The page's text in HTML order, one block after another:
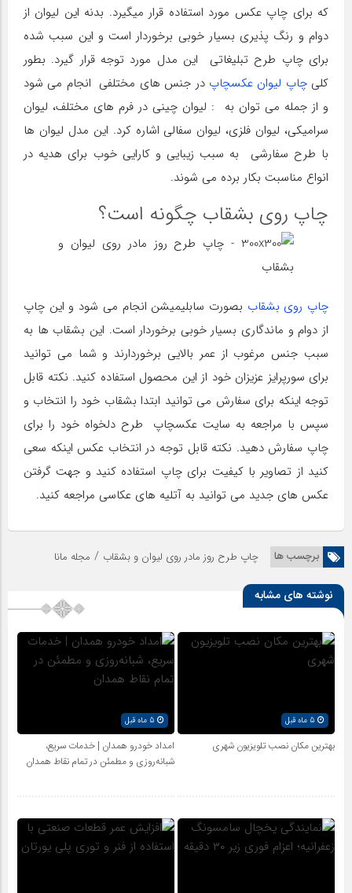
که برای چاپ عکس مورد استفاده قرار میگیرد. بدنه این لیوان از
دوام و رنگ پذیری بسیار خوبی برخوردار است و این سبب شده
برای چاپ طرح تبلیغاتی این مدل مورد توجه قرار گیرد. بطور
کلیچاپ لیوان عکسچاپ در جنس های مختلفی انجام می شود
و از جمله می توان به : لیوان چینی در فرم های مختلف، لیوان
سرامیکی، لیوان فلزی، لیوان سفالی اشاره کرد. این مدل لیوان ها
با طرح سفارشی به سبب زیبایی و کارایی خوب برای هدیه در
انواع مناسبت بکار برده می شوند.
چاپ روی بشقاب چگونه است؟
چاپ روی بشقاب بصورت سابلیمیشن انجام می شود و این چاپ
از دوام و ماندگاری بسیار خوبی برخوردار است. این بشقاب ها به
سبب جنس مرغوب از عمر بالایی برخوردارند و شما می توانید
برای سورپرایز عزیزان خود از این محصول استفاده کنید. نکته قابل
توجه اینکه برای سفارش می توانید ابتدا بشقاب خود را انتخاب و
سپس با مراجعه به سایت عکسچاپ طرح دلخواه خود را برای
چاپ سفارش دهید. نکته قابل توجه در انتخاب عکس اینکه سعی
کنید از تصاویر با کیفیت برای چاپ استفاده کنید و جهت گرفتن
عکس های جدید می توانید به آتلیه های عکاسی مراجعه کنید.
برچسب ها چاپ طرح روز مادر روی لیوان و بشقاب / مجله مانا
نوشته های مشابه
بهترین مکان نصب تلویزیون شهری
امداد خودرو همدان | خدمات سریع،
شبانه‌روزی و مطمئن در تمام نقاط همدان